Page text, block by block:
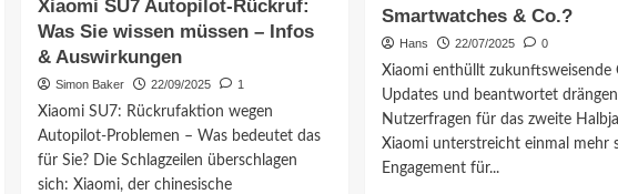
Markt:
Herausforderung
für
Porsche
Luxus-
Elektroautos
iPhone:
Was
Sie
wissen
müssen!
Xiaomi SU7 Autopilot-Rückruf:
Was Sie wissen müssen – Infos
& Auswirkungen
Simon Baker 22/09/2025 1
Xiaomi SU7: Rückrufaktion wegen
Autopilot-Problemen – Was bedeutet das
für Sie? Die Schlagzeilen überschlagen
sich: Xiaomi, der chinesische
Smartwatches & Co.?
Hans 22/07/2025 0
Xiaomi enthüllt zukunftsweisende
Updates und beantwortet
Nutzerfragen für das zweite
Xiaomi unterstreicht einmal mehr
Engagement für...